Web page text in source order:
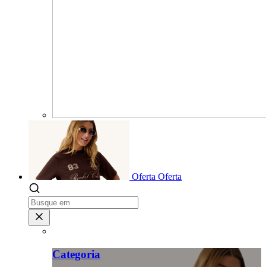
Oferta Oferta
Categoria